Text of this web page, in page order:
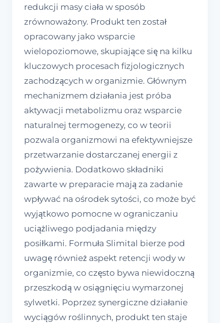
redukcji masy ciała w sposób
zrównoważony. Produkt ten został
opracowany jako wsparcie
wielopoziomowe, skupiające się na kilku
kluczowych procesach fizjologicznych
zachodzących w organizmie. Głównym
mechanizmem działania jest próba
aktywacji metabolizmu oraz wsparcie
naturalnej termogenezy, co w teorii
pozwala organizmowi na efektywniejsze
przetwarzanie dostarczanej energii z
pożywienia. Dodatkowo składniki
zawarte w preparacie mają za zadanie
wpływać na ośrodek sytości, co może być
wyjątkowo pomocne w ograniczaniu
uciążliwego podjadania między
posiłkami. Formuła Slimital bierze pod
uwagę również aspekt retencji wody w
organizmie, co często bywa niewidoczną
przeszkodą w osiągnięciu wymarzonej
sylwetki. Poprzez synergiczne działanie
wyciągów roślinnych, produkt ten staje